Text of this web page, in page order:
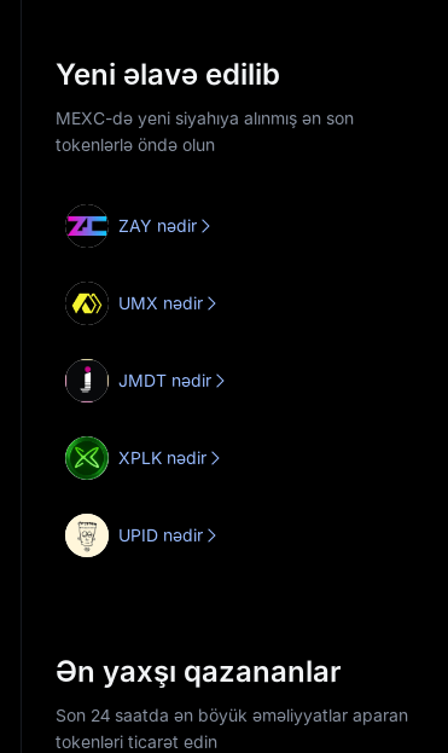
Yeni əlavə edilib
MEXC-də yeni siyahıya alınmış ən son
tokenlərlə öndə olun
ZAY nədir
UMX nədir
JMDT nədir
XPLK nədir
UPID nədir
Ən yaxşı qazananlar
Son 24 saatda ən böyük əməliyyatlar aparan
tokenləri ticarət edin